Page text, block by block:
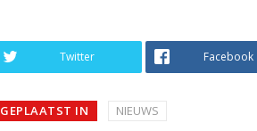
Twitter Facebook
GEPLAATST IN NIEUWS